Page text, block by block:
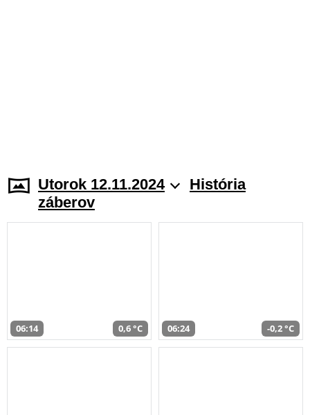
Utorok 12.11.2024
História
záberov
06:14 0,6 °C 06:24 -0,2 °C